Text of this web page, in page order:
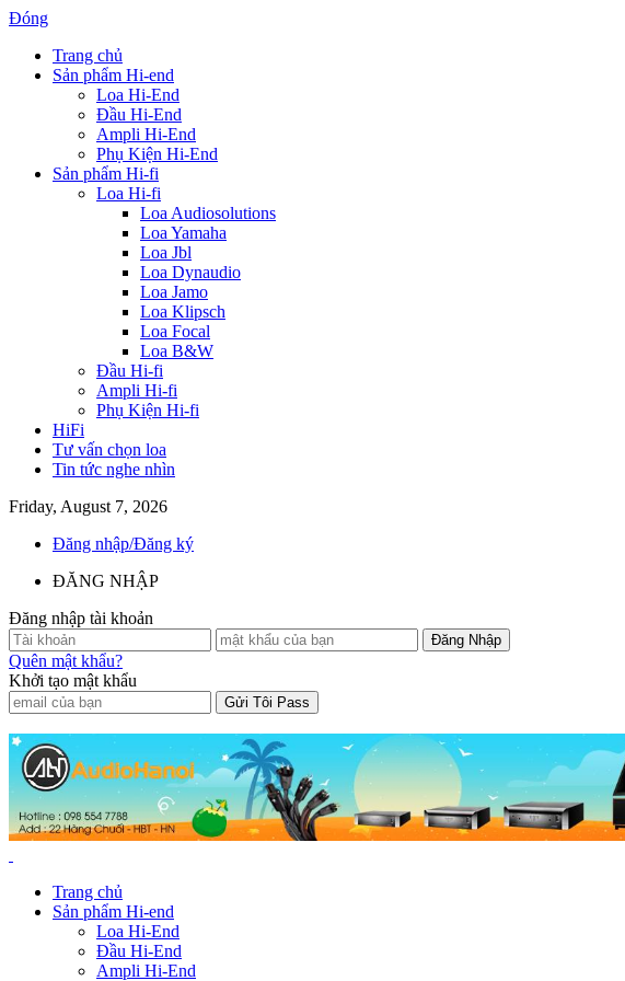
Đóng
Trang chủ
Sản phẩm Hi-end
Loa Hi-End
Đầu Hi-End
Ampli Hi-End
Phụ Kiện Hi-End
Sản phẩm Hi-fi
Loa Hi-fi
Loa Audiosolutions
Loa Yamaha
Loa Jbl
Loa Dynaudio
Loa Jamo
Loa Klipsch
Loa Focal
Loa B&W
Đầu Hi-fi
Ampli Hi-fi
Phụ Kiện Hi-fi
HiFi
Tư vấn chọn loa
Tin tức nghe nhìn
Friday, August 7, 2026
Đăng nhập/Đăng ký
ĐĂNG NHẬP
Đăng nhập tài khoản
Quên mật khẩu?
Khởi tạo mật khẩu
Trang chủ
Sản phẩm Hi-end
Loa Hi-End
Đầu Hi-End
Ampli Hi-End